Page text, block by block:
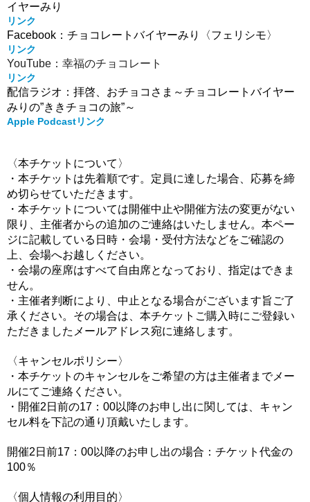
イヤーみり
リンク
Facebook：チョコレートバイヤーみり〈フェリシモ〉
リンク
YouTube：幸福のチョコレート
リンク
配信ラジオ：拝啓、おチョコさま～チョコレートバイヤー
みりの”ききチョコの旅”～
Apple Podcastリンク
〈本チケットについて〉
・本チケットは先着順です。 定員に達した場合、応募を締
め切らせていただきます。
・本チケットについては開催中止や開催方法の変更がない
限り、 主催者からの追加のご連絡はいたしません。 本ペー
ジに記載している日時・会場・受付方法などをご確認の
上、 会場へお越しください。
・会場の座席はすべて自由席となっており、指定はできま
せん。
・主催者判断により、中止となる場合がございます旨ご了
承ください。 その場合は、本チケットご購入時にご登録い
ただきました メールアドレス宛に連絡します。
〈キャンセルポリシー〉
・本チケットのキャンセルをご希望の方は主催者までメー
ルにてご連絡ください。
・開催2日前の17：00以降のお申し出に関しては、キャン
セル料を下記の通り頂戴いたします。
開催2日前17：00以降のお申し出の場合：チケット代金の
100％
〈個人情報の利用目的〉